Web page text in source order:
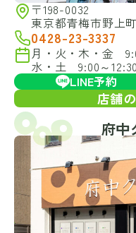
〒198-0032
東京都青梅市野上
0428-23-3337
月・火・木・金
水・土 9:00～12:30
LINE予約
店舗
府中